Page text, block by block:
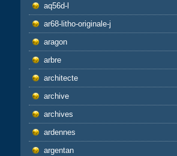
aq56d-l
ar68-litho-originale-j
aragon
arbre
architecte
archive
archives
ardennes
argentan